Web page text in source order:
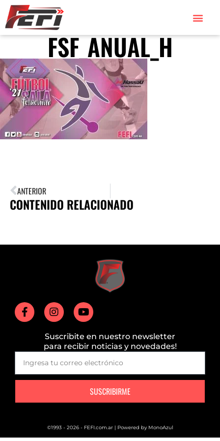
FSF_ANUAL_H
ANTERIOR
CONTENIDO RELACIONADO
Suscribite en nuestro newsletter
para recibir noticias y novedades!
SUSCRIBIRME
©1993 - 2026 - FEFI.com.ar | Powered by MonoAzul